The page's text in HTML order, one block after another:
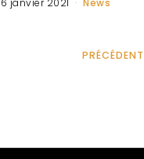
6 janvier 2021 News
PRÉCÉDENT